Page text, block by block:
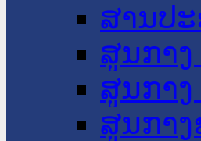
ສານປ
ສູນກາ
ສູນກາ
ສູນກາ